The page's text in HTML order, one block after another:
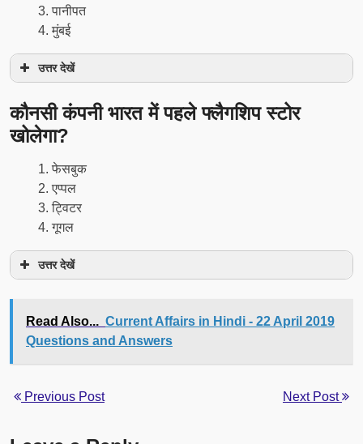
पानीपत
मुंबई
उत्तर देखें
कौनसी कंपनी भारत में पहले फ्लैगशिप स्टोर
खोलेगा?
फेसबुक
एप्पल
ट्विटर
गूगल
उत्तर देखें
Read Also... Current Affairs in Hindi - 22 April 2019
Questions and Answers
Previous Post Next Post